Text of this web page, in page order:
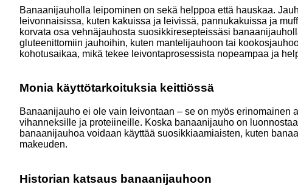
Banaanijauholla leipominen on sekä helppoa että hauskaa.
leivonnaisissa, kuten kakuissa ja leivissä, pannukakuissa ja
korvata osa vehnäjauhosta suosikkiresepteissäsi
gluteenittomiin jauhoihin, kuten mantelijauhoon tai
kohotusaikaa, mikä tekee leivontaprosessista nopeampaa ja
Monia käyttötarkoituksia keittiössä
Banaanijauho ei ole vain leivontaan – se on myös
vihanneksille ja proteiineille. Koska banaanijauho on
banaanijauhoa voidaan käyttää suosikkiaamiaisten, kuten
makeuden.
Historian katsaus banaanijauhoon